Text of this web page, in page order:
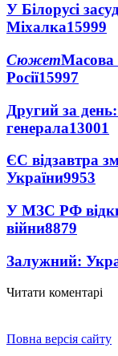
У Білорусі
Міхалка15999
СюжетМасова
Росії15997
Другий за
генерала13001
ЄС відзавтра
України9953
У МЗС РФ
війни8879
Залужний:
Читати коментарі
Повна версія сайту